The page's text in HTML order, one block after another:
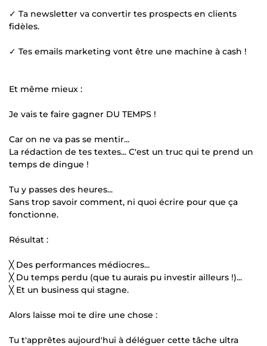
✓ Ta newsletter va convertir tes prospects en clients
fidèles.
✓ Tes emails marketing vont être une machine à cash !
Et même mieux :
Je vais te faire gagner DU TEMPS !
Car on ne va pas se mentir...
La rédaction de tes textes... C'est un truc qui te prend un
temps de dingue !
Tu y passes des heures...
Sans trop savoir comment, ni quoi écrire pour que ça
fonctionne.
Résultat :
╳ Des performances médiocres...
╳ Du temps perdu (que tu aurais pu investir ailleurs !)...
╳ Et un business qui stagne.
Alors laisse moi te dire une chose :
Tu t'apprêtes aujourd'hui à déléguer cette tâche ultra